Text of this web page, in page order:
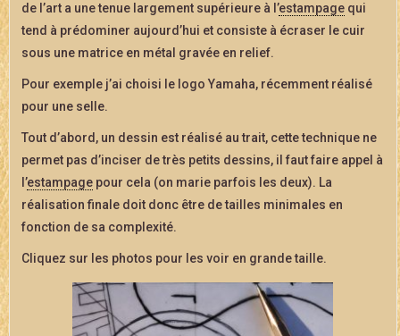
de l’art a une tenue largement supérieure à l’estampagequi
tend à prédominer aujourd’hui et consiste à écraser le cuir
sous une matrice en métal gravée en relief.
Pour exemple j’ai choisi le logo Yamaha, récemment réalisé
pour une selle.
Tout d’abord, un dessin est réalisé au trait, cette technique ne
permet pas d’inciser de très petits dessins, il faut faire appel à
l’estampagepour cela (on marie parfois les deux). La
réalisation finale doit donc être de tailles minimales en
fonction de sa complexité.
Cliquez sur les photos pour les voir en grande taille.